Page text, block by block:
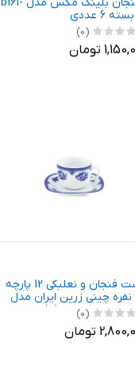
(0)
تومان
ست فنجان و نعلبکی 12 پارچه
6 نفره چینی زرین ایران مدل
چای خوری کواترو 8 فلورانس
سرمه ای درجه عالی
(0)
تومان